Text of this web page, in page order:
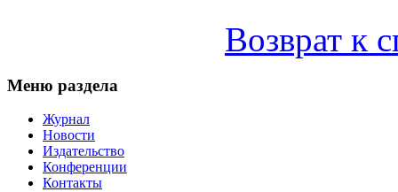
Возврат к
Меню раздела
Журнал
Новости
Издательство
Конференции
Контакты